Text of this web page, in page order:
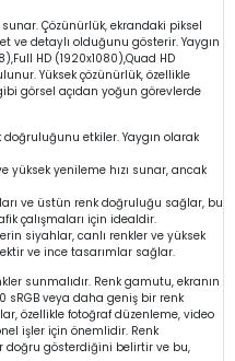
Çözünürlük, ekrandaki piksel
ve detaylı olduğunu gösterir. Yaygın
HD (1920x1080),Quad HD
Yüksek çözünürlük, özellikle
görsel açıdan yoğun görevlerde
etkiler. Yaygın olarak
yüksek yenileme hızı sunar, ancak
ve üstün renk doğruluğu sağlar, bu
çalışmaları için idealdir.
siyahlar, canlı renkler ve yüksek
ve ince tasarımlar sağlar.
sunmalıdır. Renk gamutu, ekranın
sRGB veya daha geniş bir renk
özellikle fotoğraf düzenleme, video
işler için önemlidir. Renk
doğru gösterdiğini belirtir ve bu,